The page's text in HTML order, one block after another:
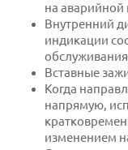
на аварийной
Внутренний
индикации
Вставные
Когда
напрямую,
изменением